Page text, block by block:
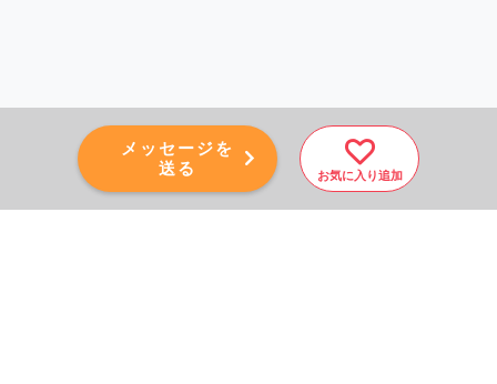
メッセージを
送る
お気に入り追加